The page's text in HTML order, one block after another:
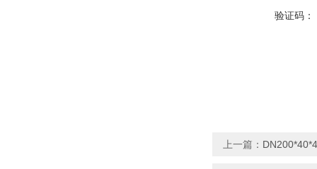
验证码：
上一篇：